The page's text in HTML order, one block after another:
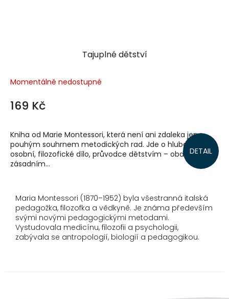
Tajuplné dětství
Momentálně nedostupné
169 Kč
DETAIL
Kniha od Marie Montessori, která není ani zdaleka jen
pouhým souhrnem metodických rad. Jde o hluboce
osobní, filozofické dílo, průvodce dětstvím – obdobím, jež
zásadním...
Maria Montessori (1870–1952) byla všestranná italská
pedagožka, filozofka a vědkyně. Je známa především
svými novými pedagogickými metodami.
Vystudovala medicínu, filozofii a psychologii,
zabývala se antropologií, biologií a pedagogikou.